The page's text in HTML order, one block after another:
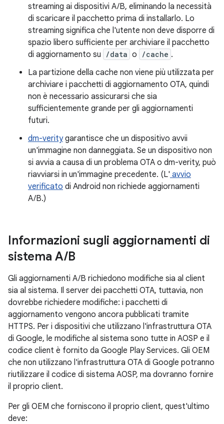
streaming ai dispositivi A/B, eliminando la necessità
di scaricare il pacchetto prima di installarlo. Lo
streaming significa che l'utente non deve disporre di
spazio libero sufficiente per archiviare il pacchetto
di aggiornamento su
/data o /cache .
La partizione della cache non viene più utilizzata per
archiviare i pacchetti di aggiornamento OTA, quindi
non è necessario assicurarsi che sia
sufficientemente grande per gli aggiornamenti
futuri.
dm-veritygarantisce che un dispositivo avvii
un'immagine non danneggiata. Se un dispositivo non
si avvia a causa di un problema OTA o dm-verity, può
riavviarsi in un'immagine precedente. (L' avvio
verificato di Android non richiede aggiornamenti
A/B.)
Informazioni sugli aggiornamenti di
sistema A/B
Gli aggiornamenti A/B richiedono modifiche sia al client
sia al sistema. Il server dei pacchetti OTA, tuttavia, non
dovrebbe richiedere modifiche: i pacchetti di
aggiornamento vengono ancora pubblicati tramite
HTTPS. Per i dispositivi che utilizzano l'infrastruttura OTA
di Google, le modifiche al sistema sono tutte in AOSP e il
codice client è fornito da Google Play Services. Gli OEM
che non utilizzano l'infrastruttura OTA di Google potranno
riutilizzare il codice di sistema AOSP, ma dovranno fornire
il proprio client.
Per gli OEM che forniscono il proprio client, quest'ultimo
deve: